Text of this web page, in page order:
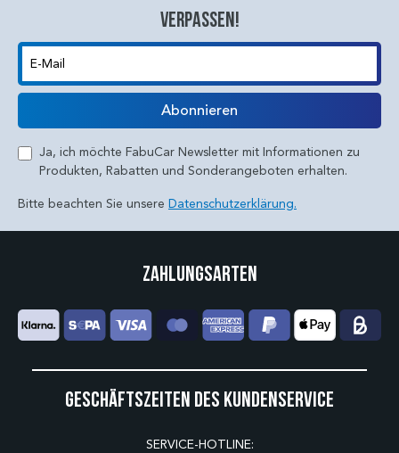
verpassen!
E-Mail
Abonnieren
Ja, ich möchte FabuCar Newsletter mit Informationen zu
Produkten, Rabatten und Sonderangeboten erhalten.
Bitte beachten Sie unsere Datenschutzerklärung.
Geschäftszeiten des Kundenservice
SERVICE-HOTLINE:
Zahlungsarten